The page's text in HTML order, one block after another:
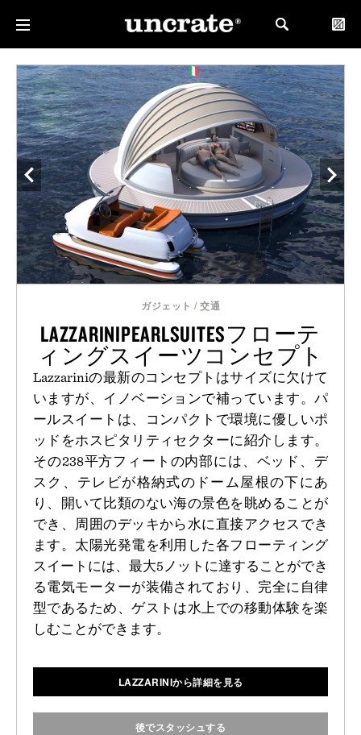
ガジェット /交通
LAZZARINIPEARLSUITESフローテ
ィングスイーツコンセプト
Lazzariniの最新のコンセプトはサイズに欠けて
いますが、イノベーションで補っています。パ
ールスイートは、コンパクトで環境に優しいポ
ッドをホスピタリティセクターに紹介します。
その238平方フィートの内部には、ベッド、デ
スク、テレビが格納式のドーム屋根の下にあ
り、開いて比類のない海の景色を眺めることが
でき、周囲のデッキから水に直接アクセスでき
ます。太陽光発電を利用した各フローティング
スイートには、最大5ノットに達することができ
る電気モーターが装備されており、完全に自律
型であるため、ゲストは水上での移動体験を楽
しむことができます。
LAZZARINIから詳細を見る
後でスタッシュする